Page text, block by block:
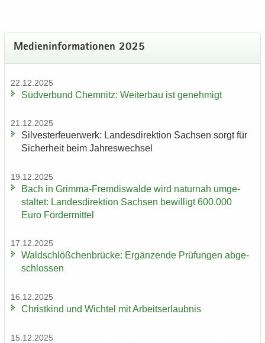
Me­di­en­in­for­ma­tio­nen 2025
22.12.2025
Süd­ver­bund Chem­nitz: Wei­ter­bau ist ge­neh­migt
21.12.2025
Sil­ves­ter­feu­er­werk: Lan­des­di­rek­ti­on Sach­sen sorgt für
Si­cher­heit beim Jah­res­wech­sel
19.12.2025
Bach in Grimma-​Fremdiswalde wird na­tur­nah um­ge­
stal­tet: Lan­des­di­rek­ti­on Sach­sen be­wil­ligt 600.000
Euro För­der­mit­tel
17.12.2025
Wald­schlöß­chen­brü­cke: Er­gän­zen­de Prü­fun­gen ab­ge­
schlos­sen
16.12.2025
Christ­kind und Wich­tel mit Ar­beits­er­laub­nis
15.12.2025